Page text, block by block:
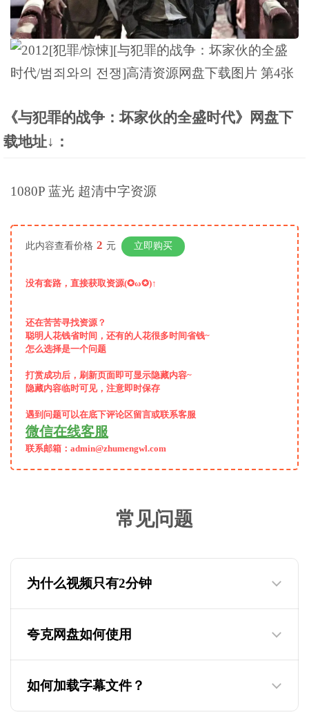
《与犯罪的战争：坏家伙的全盛时代》网盘下
载地址↓：
1080P 蓝光 超清中字资源
此内容查看价格 2 元 立即购买
没有套路，直接获取资源(✪ω✪)↑
还在苦苦寻找资源？
聪明人花钱省时间，还有的人花很多时间省钱~
怎么选择是一个问题
打赏成功后， 刷新页面即可显示隐藏内容~
隐藏内容临时可见，注意即时保存
遇到问题可以在底下评论区留言或联系客服
微信在线客服
联系邮箱：admin@zhumengwl.com
常见问题
为什么视频只有2分钟
夸克网盘如何使用
如何加载字幕文件？